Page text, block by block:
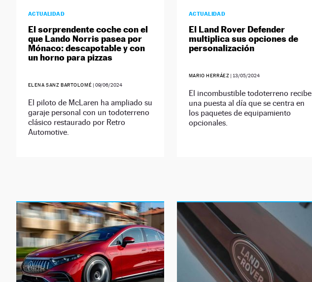
ACTUALIDAD
El sorprendente coche con el
que Lando Norris pasea por
Mónaco: descapotable y con
un horno para pizzas
ELENA SANZ BARTOLOMÉ |09/06/2024
El piloto de McLaren ha ampliado su
garaje personal con un todoterreno
clásico restaurado por Retro
Automotive.
ACTUALIDAD
El Land Rover Defender
multiplica sus opciones de
personalización
MARIO HERRÁEZ | 13/05/2024
El incombustible todoterreno recibe
una puesta al día que se centra en
los paquetes de equipamiento
opcionales.